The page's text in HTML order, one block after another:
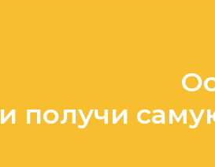
и получи